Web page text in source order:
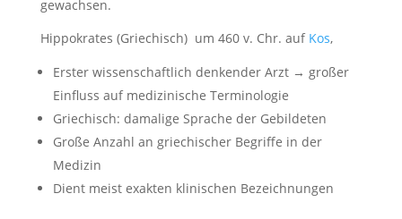
gewachsen.
Hippokrates (Griechisch) um 460 v. Chr. auf Kos,
Erster wissenschaftlich denkender Arzt → großer
Einfluss auf medizinische Terminologie
Griechisch: damalige Sprache der Gebildeten
Große Anzahl an griechischer Begriffe in der
Medizin
Dient meist exakten klinischen Bezeichnungen